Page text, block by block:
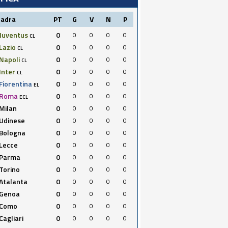
PT G V N P
Juventus CL 0 0 0 0
0
Lazio CL 0 0 0 0
0
Napoli CL 0 0 0 0
0
Inter CL 0 0 0 0
0
Fiorentina EL 0 0 0 0
0
Roma ECL 0 0 0 0
0
Milan 0 0 0 0
0
Udinese 0 0 0 0
0
Bologna 0 0 0 0
0
Lecce 0 0 0 0
0
Parma 0 0 0 0
0
Torino 0 0 0 0
0
0 0 0 0
0
Genoa 0 0 0 0
0
Como 0 0 0 0
0
Cagliari 0 0 0 0
0